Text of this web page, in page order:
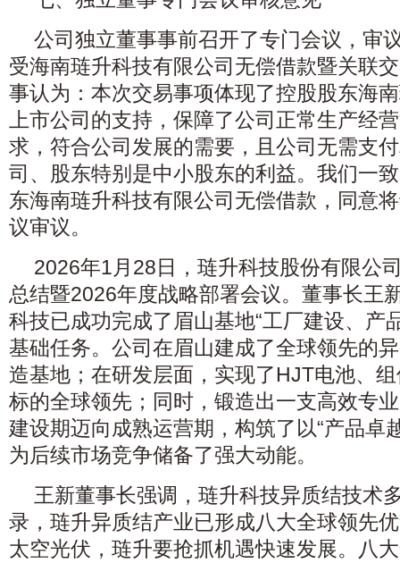
公司独立董事事前召开了专门会议，审
受海南琏升科技有限公司无偿借款暨关联
事认为：本次交易事项体现了控股股东海
上市公司的支持，保障了公司正常生产经
求，符合公司发展的需要，且公司无需支
司、股东特别是中小股东的利益。我们一
东海南琏升科技有限公司无偿借款，同意
议审议。
2026年1月28日，琏升科技股份有限公
总结暨2026年度战略部署会议。董事长王
科技已成功完成了眉山基地“工厂建设、产
基础任务。公司在眉山建成了全球领先的
造基地；在研发层面，实现了HJT电池、
标的全球领先；同时，锻造出一支高效专
建设期迈向成熟运营期，构筑了以“产品卓
为后续市场竞争储备了强大动能。
王新董事长强调，琏升科技异质结技术
录，琏升异质结产业已形成八大全球领先
太空光伏，琏升要抢抓机遇快速发展。八